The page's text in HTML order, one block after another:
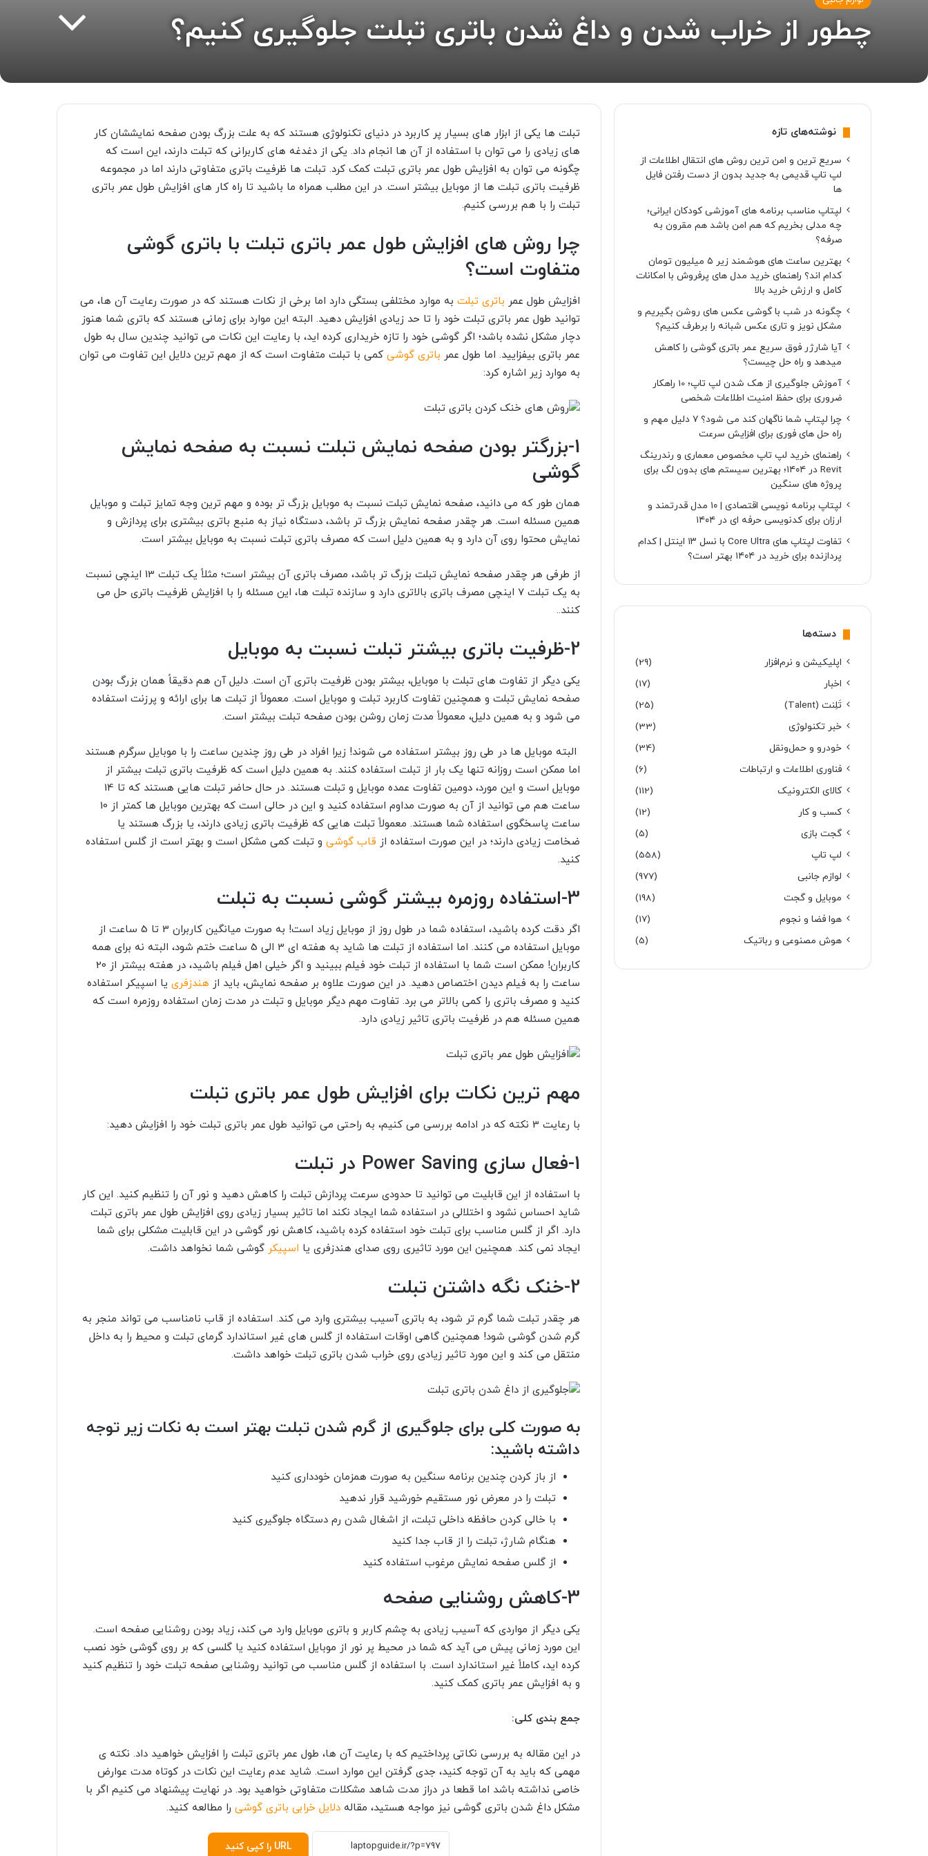
چطور از خراب شدن و داغ شدن باتری تبلت جلوگیری کنیم؟
تبلت ها یکی از ابزار های بسیار پر کاربرد در دنیای تکنولوژی هستند که به علت بزرگ بودن صفحه نمایششان کار
های زیادی را می توان با استفاده از آن ها انجام داد. یکی از دغدغه های کاربرانی که تبلت دارند، این است که
چگونه می توان به افزایش طول عمر باتری تبلت کمک کرد. تبلت ها ظرفیت باتری متفاوتی دارند اما در مجموعه
ظرفیت باتری تبلت ها از موبایل بیشتر است. در این مطلب همراه ما باشید تا راه کار های افزایش طول عمر باتری
تبلت را با هم بررسی کنیم.
چرا روش های افزایش طول عمر باتری تبلت با باتری گوشی
متفاوت است؟
افزایش طول عمر باتری تبلت به موارد مختلفی بستگی دارد اما برخی از نکات هستند که در صورت رعایت آن ها، می
توانید طول عمر باتری تبلت خود را تا حد زیادی افزایش دهید. البته این موارد برای زمانی هستند که باتری شما هنوز
دچار مشکل نشده باشد؛ اگر گوشی خود را تازه خریداری کرده اید، با رعایت این نکات می توانید چندین سال به طول
عمر باتری بیفزایید. اما طول عمر باتری گوشی کمی با تبلت متفاوت است که از مهم ترین دلایل این تفاوت می توان
به موارد زیر اشاره کرد:
1-بزرگتر بودن صفحه نمایش تبلت نسبت به صفحه نمایش
گوشی
همان طور که می دانید، صفحه نمایش تبلت نسبت به موبایل بزرگ تر بوده و مهم ترین وجه تمایز تبلت و موبایل
همین مسئله است. هر چقدر صفحه نمایش بزرگ تر باشد، دستگاه نیاز به منبع باتری بیشتری برای پردازش و
نمایش محتوا روی آن دارد و به همین دلیل است که مصرف باتری تبلت نسبت به موبایل بیشتر است.
از طرفی هر چقدر صفحه نمایش تبلت بزرگ تر باشد، مصرف باتری آن بیشتر است؛ مثلاً یک تبلت 13 اینچی نسبت
به یک تبلت 7 اینچی مصرف باتری بالاتری دارد و سازنده تبلت ها، این مسئله را با افزایش ظرفیت باتری حل می
کنند..
2-ظرفیت باتری بیشتر تبلت نسبت به موبایل
یکی دیگر از تفاوت های تبلت با موبایل، بیشتر بودن ظرفیت باتری آن است. دلیل آن هم دقیقاً همان بزرگ بودن
صفحه نمایش تبلت و همچنین تفاوت کاربرد تبلت و موبایل است. معمولاً از تبلت ها برای ارائه و پرزنت استفاده
می شود و به همین دلیل، معمولاً مدت زمان روشن بودن صفحه تبلت بیشتر است.
البته موبایل ها در طی روز بیشتر استفاده می شوند! زیرا افراد در طی روز چندین ساعت را با موبایل سرگرم هستند
اما ممکن است روزانه تنها یک بار از تبلت استفاده کنند. به همین دلیل است که ظرفیت باتری تبلت بیشتر از
موبایل است و این مورد، دومین تفاوت عمده موبایل و تبلت هستند. در حال حاضر تبلت هایی هستند که تا 14
ساعت هم می توانید از آن به صورت مداوم استفاده کنید و این در حالی است که بهترین موبایل ها کمتر از 10
ساعت پاسخگوی استفاده شما هستند. معمولاً تبلت هایی که ظرفیت باتری زیادی دارند، یا بزرگ هستند یا
ضخامت زیادی دارند؛ در این صورت استفاده از قاب گوشی و تبلت کمی مشکل است و بهتر است از گلس استفاده
کنید.
3-استفاده روزمره بیشتر گوشی نسبت به تبلت
اگر دقت کرده باشید، استفاده شما در طول روز از موبایل زیاد است! به صورت میانگین کاربران 3 تا 5 ساعت از
موبایل استفاده می کنند. اما استفاده از تبلت ها شاید به هفته ای 3 الی 5 ساعت ختم شود، البته نه برای همه
کاربران! ممکن است شما با استفاده از تبلت خود فیلم ببینید و اگر خیلی اهل فیلم باشید، در هفته بیشتر از 20
ساعت را به فیلم دیدن اختصاص دهید. در این صورت علاوه بر صفحه نمایش، باید از هندزفری یا اسپیکر استفاده
کنید و مصرف باتری را کمی بالاتر می برد. تفاوت مهم دیگر موبایل و تبلت در مدت زمان استفاده روزمره است که
همین مسئله هم در ظرفیت باتری تاثیر زیادی دارد.
مهم ترین نکات برای افزایش طول عمر باتری تبلت
با رعایت 3 نکته که در ادامه بررسی می کنیم، به راحتی می توانید طول عمر باتری تبلت خود را افزایش دهید:
1-فعال سازی Power Saving در تبلت
با استفاده از این قابلیت می توانید تا حدودی سرعت پردازش تبلت را کاهش دهید و نور آن را تنظیم کنید. این کار
شاید احساس نشود و اختلالی در استفاده شما ایجاد نکند اما تاثیر بسیار زیادی روی افزایش طول عمر باتری تبلت
دارد. اگر از گلس مناسب برای تبلت خود استفاده کرده باشید، کاهش نور گوشی در این قابلیت مشکلی برای شما
ایجاد نمی کند. همچنین این مورد تاثیری روی صدای هندزفری یا اسپیکر گوشی شما نخواهد داشت.
2-خنک نگه داشتن تبلت
هر چقدر تبلت شما گرم تر شود، به باتری آسیب بیشتری وارد می کند. استفاده از قاب نامناسب می تواند منجر به
گرم شدن گوشی شود! همچنین گاهی اوقات استفاده از گلس های غیر استاندارد گرمای تبلت و محیط را به داخل
منتقل می کند و این مورد تاثیر زیادی روی خراب شدن باتری تبلت خواهد داشت.
به صورت کلی برای جلوگیری از گرم شدن تبلت بهتر است به نکات زیر توجه
داشته باشید:
از باز کردن چندین برنامه سنگین به صورت همزمان خودداری کنید
تبلت را در معرض نور مستقیم خورشید قرار ندهید
با خالی کردن حافظه داخلی تبلت، از اشغال شدن رم دستگاه جلوگیری کنید
هنگام شارژ، تبلت را از قاب جدا کنید
از گلس صفحه نمایش مرغوب استفاده کنید
3-کاهش روشنایی صفحه
یکی دیگر از مواردی که آسیب زیادی به چشم کاربر و باتری موبایل وارد می کند، زیاد بودن روشنایی صفحه است.
این مورد زمانی پیش می آید که شما در محیط پر نور از موبایل استفاده کنید یا گلسی که بر روی گوشی خود نصب
کرده اید، کاملاً غیر استاندارد است. با استفاده از گلس مناسب می توانید روشنایی صفحه تبلت خود را تنظیم کنید
و به افزایش عمر باتری کمک کنید.
جمع بندی کلی:
در این مقاله به بررسی نکاتی پرداختیم که با رعایت آن ها، طول عمر باتری تبلت را افزایش خواهید داد. نکته ی
مهمی که باید به آن توجه کنید، جدی گرفتن این موارد است. شاید عدم رعایت این نکات در کوتاه مدت عوارض
خاصی نداشته باشد اما قطعا در دراز مدت شاهد مشکلات متفاوتی خواهید بود. در نهایت پیشنهاد می کنیم اگر با
مشکل داغ شدن باتری گوشی نیز مواجه هستید، مقالهدلایل خرابی باتری گوشی را مطالعه کنید.
URL را کپی کنید
نوشته‌های تازه
سریع ترین و امن ترین روش های انتقال اطلاعات از
لپ تاپ قدیمی به جدید بدون از دست رفتن فایل
ها
لپتاپ مناسب برنامه های آموزشی کودکان ایرانی؛
چه مدلی بخریم که هم امن باشد هم مقرون به
صرفه؟
بهترین ساعت های هوشمند زیر ۵ میلیون تومان
کدام اند؟ راهنمای خرید مدل های پرفروش با امکانات
کامل و ارزش خرید بالا
چگونه در شب با گوشی عکس های روشن بگیریم و
مشکل نویز و تاری عکس شبانه را برطرف کنیم؟
آیا شارژر فوق سریع عمر باتری گوشی را کاهش
میدهد و راه حل چیست؟
آموزش جلوگیری از هک شدن لپ تاپ؛ 10 راهکار
ضروری برای حفظ امنیت اطلاعات شخصی
چرا لپتاپ شما ناگهان کند می شود؟ ۷ دلیل مهم و
راه حل های فوری برای افزایش سرعت
راهنمای خرید لپ تاپ مخصوص معماری و رندرینگ
Revit در ۱۴۰۴؛ بهترین سیستم های بدون لگ برای
پروژه های سنگین
لپتاپ برنامه نویسی اقتصادی | ۱۰ مدل قدرتمند و
ارزان برای کدنویسی حرفه ای در ۱۴۰۴
تفاوت لپتاپ های Core Ultra با نسل ۱۳ اینتل | کدام
پردازنده برای خرید در ۱۴۰۴ بهتر است؟
دسته‌ها
اپلیکیشن و نرم‌افزار
(29)
اخبار
(17)
تَلِنت (Talent)
(25)
خبر تکنولوژی
(33)
خودرو و حمل‌و‌نقل
(34)
فناوری اطلاعات و ارتباطات
(6)
کالای الکترونیک
(112)
کسب و کار
(12)
گجت بازی
(5)
لپ تاپ
(558)
لوازم جانبی
(977)
موبایل و گجت
(198)
هوا فضا و نجوم
(17)
هوش مصنوعی و رباتیک
(5)